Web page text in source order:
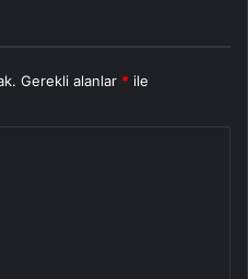
Gerekli alanlar * ile